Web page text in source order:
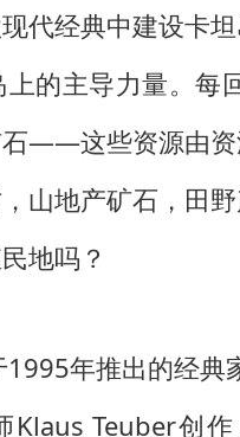
代经典中建设卡
的主导力量。
——这些资源由资
山地产矿石，田
地吗？
年推出的经
Teuber创